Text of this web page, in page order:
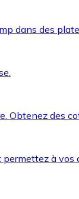
dans des
Obtenez des
à